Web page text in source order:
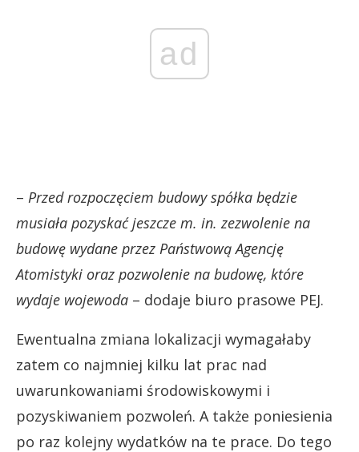
ad
– Przed rozpoczęciem budowy spółka będzie
musiała pozyskać jeszcze m. in. zezwolenie na
budowę wydane przez Państwową Agencję
Atomistyki oraz pozwolenie na budowę, które
wydaje wojewoda – dodaje biuro prasowe PEJ.
Ewentualna zmiana lokalizacji wymagałaby
zatem co najmniej kilku lat prac nad
uwarunkowaniami środowiskowymi i
pozyskiwaniem pozwoleń. A także poniesienia
po raz kolejny wydatków na te prace. Do tego